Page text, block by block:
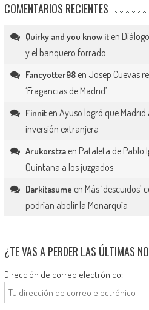
COMENTARIOS RECIENTES
Quirky and you know iten
y el banquero forrado
Fancyotter98en Josep Cuevas
‘Fragancias de Madrid’
Finniten Ayuso logró que
inversión extranjera
Arukorstzaen Pataleta de Pablo
Quintana a los juzgados
Darkitasume en Más ‘descuidos’
podrían abolir la Monarquía
¿TE VAS A PERDER LAS ÚLTIMAS
Dirección de correo electrónico: